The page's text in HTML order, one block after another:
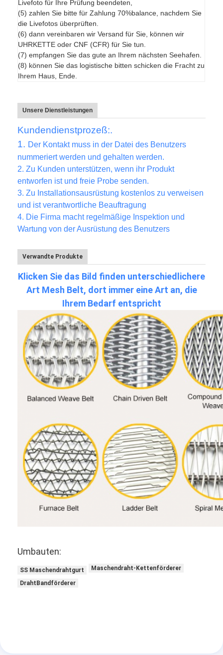
Livefoto für Ihre Prüfung beendeten,
(5) zahlen Sie bitte für Zahlung 70%balance, nachdem Sie
die Livefotos überprüften.
(6) dann vereinbaren wir Versand für Sie, können wir
UHRKETTE oder CNF (CFR) für Sie tun.
(7) empfangen Sie das gute an Ihrem nächsten Seehafen.
(8) können Sie das logistische bitten schicken die Fracht zu
Ihrem Haus, Ende.
Unsere Dienstleistungen
Kundendienstprozeß:.
1. Der Kontakt muss in der Datei des Benutzers
nummeriert werden und gehalten werden.
2.Zu Kunden unterstützen, wenn ihr Produkt
entworfen ist und freie Probe senden.
3.Zu Installationsausrüstung kostenlos zu verweisen
und ist verantwortliche Beauftragung
4. Die Firma macht regelmäßige Inspektion und
Wartung von der Ausrüstung des Benutzers
Verwandte Produkte
Klicken Sie das Bild finden unterschiedlichere
Art Mesh Belt, dort immer eine Art an, die
Ihrem Bedarf entspricht
Umbauten:
SS Maschendrahtgurt Maschendraht-Kettenförderer
DrahtBandförderer